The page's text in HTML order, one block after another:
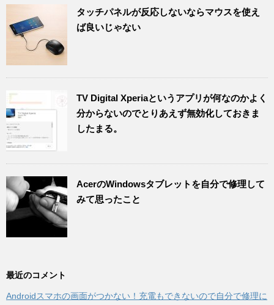
タッチパネルが反応しないならマウスを使え
ば良いじゃない
TV Digital Xperiaというアプリが何なのかよく
分からないのでとりあえず無効化しておきま
したまる。
AcerのWindowsタブレットを自分で修理して
みて思ったこと
最近のコメント
Androidスマホの画面がつかない！充電もできないので自分で修理に